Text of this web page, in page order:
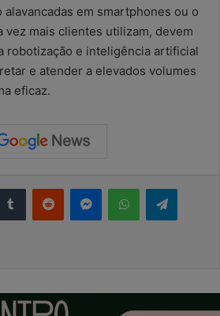
em smartphones ou o
vez mais clientes utilizam, devem
robotização e inteligência artificial
e atender a elevados volumes
eficaz.